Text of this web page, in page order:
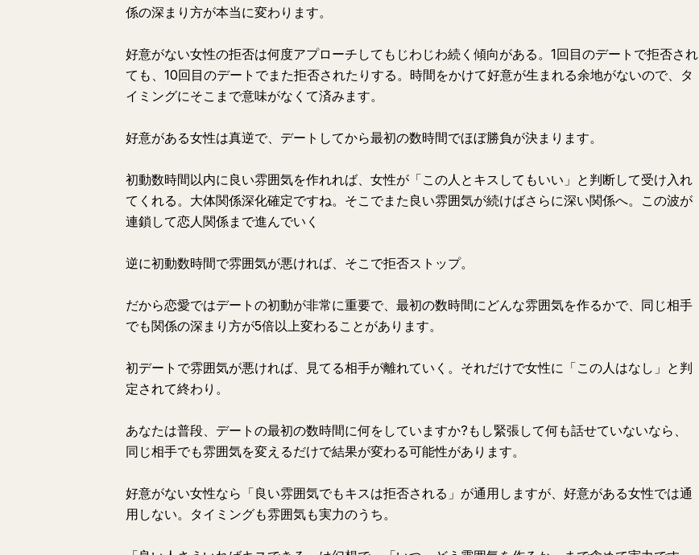
係の深まり方が本当に変わります。
好意がない女性の拒否は何度アプローチしてもじわじわ続く傾向がある。1回目のデートで拒否され
ても、10回目のデートでまた拒否されたりする。時間をかけて好意が生まれる余地がないので、タ
イミングにそこまで意味がなくて済みます。
好意がある女性は真逆で、デートしてから最初の数時間でほぼ勝負が決まります。
初動数時間以内に良い雰囲気を作れれば、女性が「この人とキスしてもいい」と判断して受け入れ
てくれる。大体関係深化確定ですね。そこでまた良い雰囲気が続けばさらに深い関係へ。この波が
連鎖して恋人関係まで進んでいく
逆に初動数時間で雰囲気が悪ければ、そこで拒否ストップ。
だから恋愛ではデートの初動が非常に重要で、最初の数時間にどんな雰囲気を作るかで、同じ相手
でも関係の深まり方が5倍以上変わることがあります。
初デートで雰囲気が悪ければ、見てる相手が離れていく。それだけで女性に「この人はなし」と判
定されて終わり。
あなたは普段、デートの最初の数時間に何をしていますか?もし緊張して何も話せていないなら、
同じ相手でも雰囲気を変えるだけで結果が変わる可能性があります。
好意がない女性なら「良い雰囲気でもキスは拒否される」が通用しますが、好意がある女性では通
用しない。タイミングも雰囲気も実力のうち。